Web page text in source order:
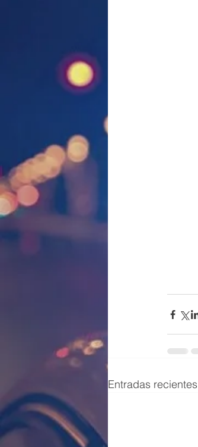
Entradas recientes